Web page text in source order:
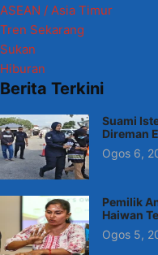
ASEAN / Asia Timur
Tren Sekarang
Sukan
Hiburan
Berita Terkini
Suami
Direman
Ogos 6,
Pemilik
Haiwan
Ogos 5,